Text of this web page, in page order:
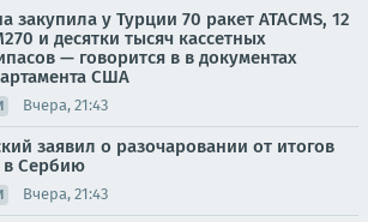
закупила у Турции 70 ракет ATACMS, 12
и десятки тысяч кассетных
— говорится в в документах
США
Вчера, 21:43
заявил о разочаровании от итогов
в Сербию
Вчера, 21:43